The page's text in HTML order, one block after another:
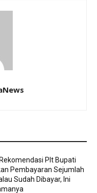
Plt Bupati
Pembayaran Sejumlah
Sudah Dibayar, Ini